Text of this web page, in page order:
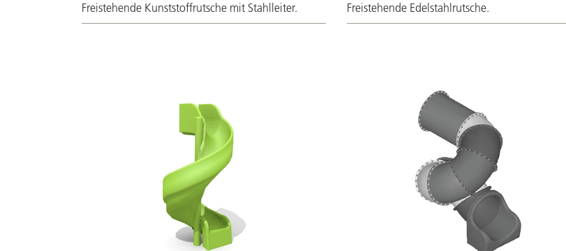
Freistehende Kunststoffrutsche mit Stahlleiter.
Freistehende Edelstahlrutsche.